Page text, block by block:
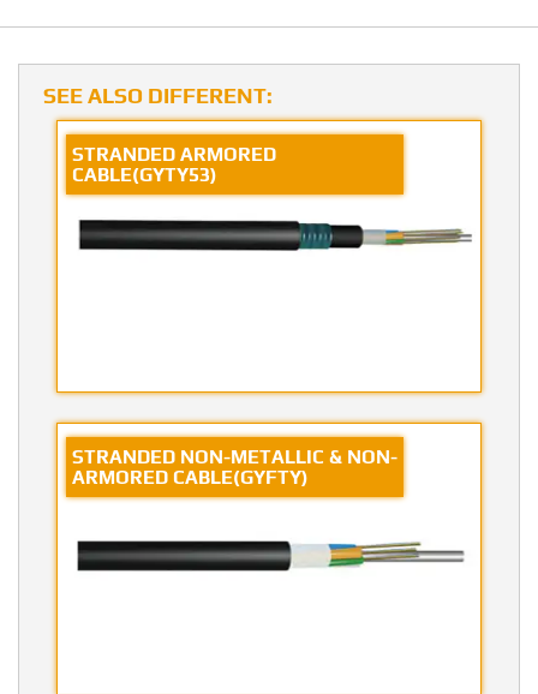
SEE ALSO DIFFERENT:
STRANDED ARMORED
CABLE(GYTY53)
STRANDED NON-METALLIC & NON-
ARMORED CABLE(GYFTY)